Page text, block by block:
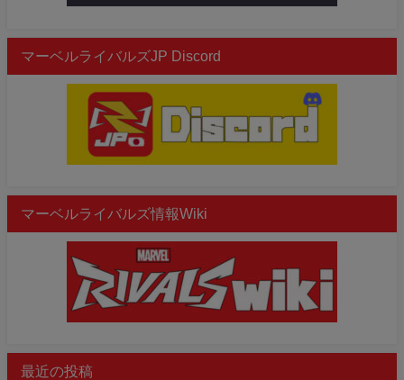
マーベルライバルズJP Discord
マーベルライバルズ情報Wiki
最近の投稿